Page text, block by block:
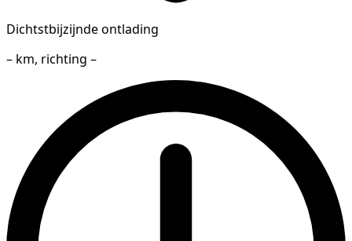
Dichtstbijzijnde ontlading
– km, richting –